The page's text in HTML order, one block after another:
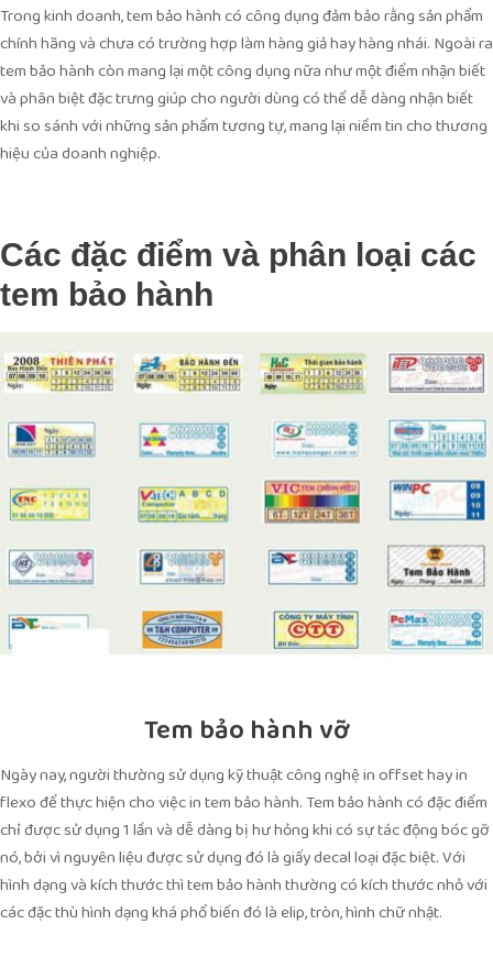
Trong kinh doanh, tem bảo hành có công dụng đảm bảo rằng sản phẩm
chính hãng và chưa có trường hợp làm hàng giả hay hàng nhái. Ngoài ra
tem bảo hành còn mang lại một công dụng nữa như một điểm nhận biết
và phân biệt đặc trưng giúp cho người dùng có thể dễ dàng nhận biết
khi so sánh với những sản phẩm tương tự, mang lại niềm tin cho thương
hiệu của doanh nghiệp.
Các đặc điểm và phân loại các
tem bảo hành
Tem bảo hành vỡ
Ngày nay, người thường sử dụng kỹ thuật công nghệ in offset hay in
flexo để thực hiện cho việc in tem bảo hành. Tem bảo hành có đặc điểm
chỉ được sử dụng 1 lần và dễ dàng bị hư hỏng khi có sự tác động bóc gỡ
nó, bởi vì nguyên liệu được sử dụng đó là giấy decal loại đặc biệt. Với
hình dạng và kích thước thì tem bảo hành thường có kích thước nhỏ với
các đặc thù hình dạng khá phổ biến đó là elip, tròn, hình chữ nhật.